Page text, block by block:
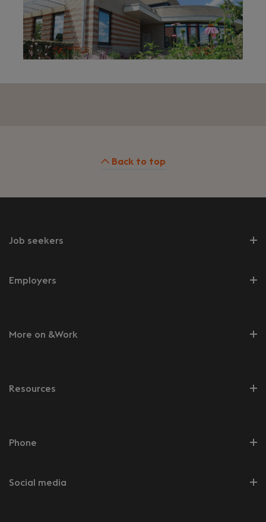
Back to top
Job seekers
Employers
More on &Work
Resources
Phone
Social media